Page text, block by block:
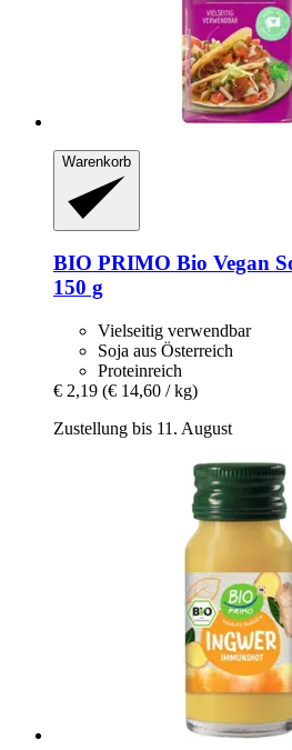
Warenkorb
BIO PRIMO Bio Vegan
150 g
Vielseitig verwendbar
Soja aus Österreich
Proteinreich
€ 2,19 (€ 14,60 / kg)
Zustellung bis 11. August